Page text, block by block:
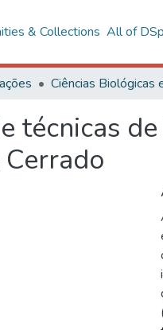
& Collections All of
técnicas